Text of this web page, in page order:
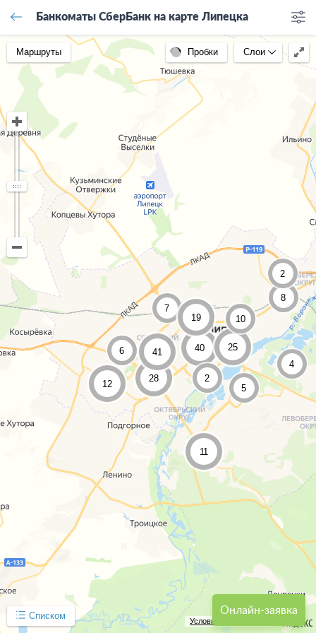
Банкоматы СберБанк на карте Липецка
Онлайн-заявка
Условия использования
Маршруты Пробки Слои
Списком
12
6
28
41
7
40
19
11
2
25
10
5
8
2
4